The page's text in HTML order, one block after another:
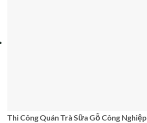
Thi Công Quán Trà Sữa Gỗ Công Nghiệp